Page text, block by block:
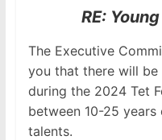
RE:
The Executive
you that there will be
during the 2024 Tet
between 10-25
talents.